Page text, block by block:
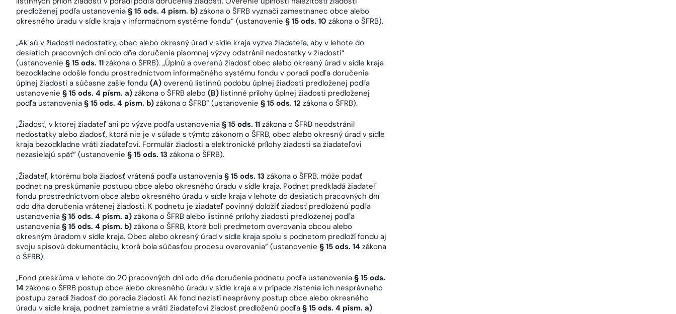
predloženej podľa ustanovenia § 15 ods. 4 písm. b) zákona o ŠFRB vyznačí zamestnanec obce alebo
okresného úradu v sídle kraja v informačnom systéme fondu“ (ustanovenie § 15 ods. 10 zákona o ŠFRB).
„Ak sú v žiadosti nedostatky, obec alebo okresný úrad v sídle kraja vyzve žiadateľa, aby v lehote do
desiatich pracovných dní odo dňa doručenia písomnej výzvy odstránil nedostatky v žiadosti“
(ustanovenie § 15 ods. 11 zákona o ŠFRB). „Úplnú a overenú žiadosť obec alebo okresný úrad v sídle kraja
bezodkladne odošle fondu prostredníctvom informačného systému fondu v poradí podľa doručenia
úplnej žiadosti a súčasne zašle fondu (A) overenú listinnú podobu úplnej žiadosti predloženej podľa
ustanovenie § 15 ods. 4 písm. a) zákona o ŠFRB alebo (B) listinné prílohy úplnej žiadosti predloženej
podľa ustanovenia § 15 ods. 4 písm. b) zákona o ŠFRB“ (ustanovenie § 15 ods. 12 zákona o ŠFRB).
„Žiadosť, v ktorej žiadateľ ani po výzve podľa ustanovenia § 15 ods. 11 zákona o ŠFRB neodstránil
nedostatky alebo žiadosť, ktorá nie je v súlade s týmto zákonom o ŠFRB, obec alebo okresný úrad v sídle
kraja bezodkladne vráti žiadateľovi. Formulár žiadosti a elektronické prílohy žiadosti sa žiadateľovi
nezasielajú späť“ (ustanovenie § 15 ods. 13 zákona o ŠFRB).
„Žiadateľ, ktorému bola žiadosť vrátená podľa ustanovenia § 15 ods. 13 zákona o ŠFRB, môže podať
podnet na preskúmanie postupu obce alebo okresného úradu v sídle kraja. Podnet predkladá žiadateľ
fondu prostredníctvom obce alebo okresného úradu v sídle kraja v lehote do desiatich pracovných dní
odo dňa doručenia vrátenej žiadosti. K podnetu je žiadateľ povinný doložiť žiadosť predloženú podľa
ustanovenia § 15 ods. 4 písm. a) zákona o ŠFRB alebo listinné prílohy žiadosti predloženej podľa
ustanovenia § 15 ods. 4 písm. b) zákona o ŠFRB, ktoré boli predmetom overovania obcou alebo
okresným úradom v sídle kraja. Obec alebo okresný úrad v sídle kraja spolu s podnetom predloží fondu aj
svoju spisovú dokumentáciu, ktorá bola súčasťou procesu overovania“ (ustanovenie § 15 ods. 14 zákona
o ŠFRB).
„Fond preskúma v lehote do 20 pracovných dní odo dňa doručenia podnetu podľa ustanovenia § 15 ods.
14 zákona o ŠFRB postup obce alebo okresného úradu v sídle kraja a v prípade zistenia ich nesprávneho
postupu zaradí žiadosť do poradia žiadostí. Ak fond nezistí nesprávny postup obce alebo okresného
úradu v sídle kraja, podnet zamietne a vráti žiadateľovi žiadosť predloženú podľa § 15 ods. 4 písm. a)